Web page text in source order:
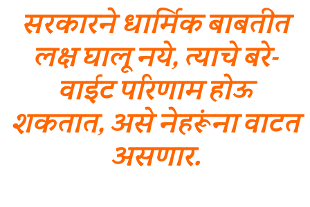
सरकारने धार्मिक बाबतीत
लक्ष घालू नये, त्याचे बरे-
वाईट परिणाम होऊ
शकतात, असे नेहरूंना वाटत
असणार.